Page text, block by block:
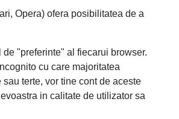
Opera) ofera posibilitatea de a
"preferinte" al fiecarui browser.
cu care majoritatea
terte, vor tine cont de aceste
in calitate de utilizator sa